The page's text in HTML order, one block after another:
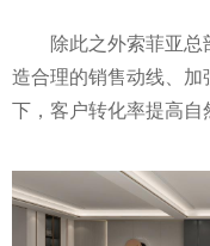
除此之外索菲亚
造合理的销售动线、加
下，客户转化率提高